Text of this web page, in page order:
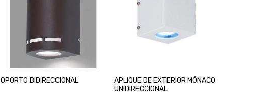
OPORTO BIDIRECCIONAL
APLIQUE DE EXTERIOR MÓNACO
UNIDIRECCIONAL